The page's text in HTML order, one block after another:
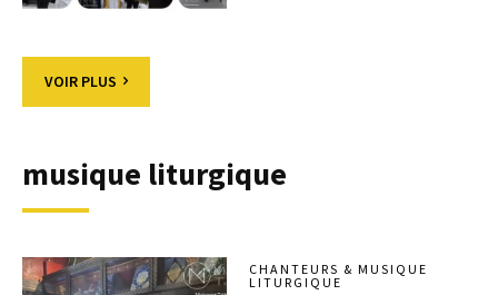
VOIR PLUS
musique liturgique
CHANTEURS & MUSIQUE
LITURGIQUE